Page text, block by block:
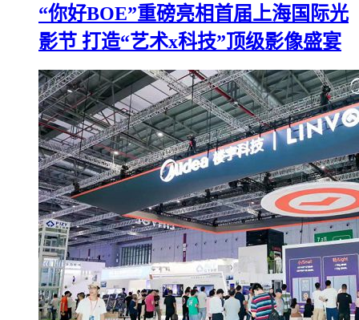
“你好BOE”重磅亮相首届上海国际光
影节 打造“艺术x科技”顶级影像盛宴